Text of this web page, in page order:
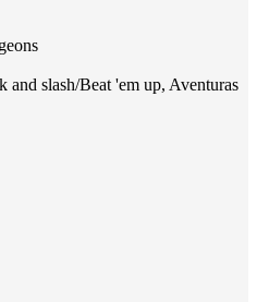
and slash/Beat 'em up, Aventuras